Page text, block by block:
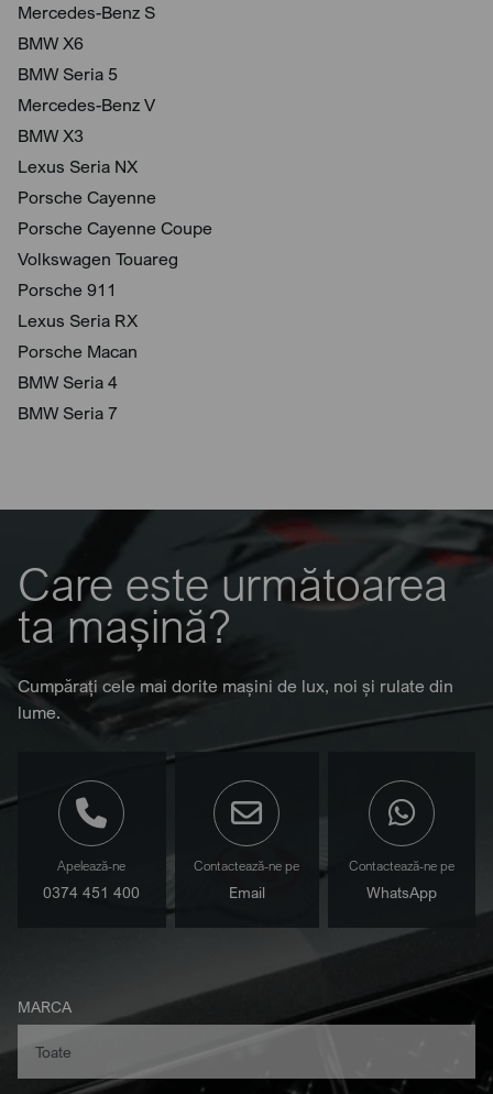
Mercedes-Benz S
BMW X6
BMW Seria 5
Mercedes-Benz V
BMW X3
Lexus Seria NX
Porsche Cayenne
Porsche Cayenne Coupe
Volkswagen Touareg
Porsche 911
Lexus Seria RX
Porsche Macan
BMW Seria 4
BMW Seria 7
Care este următoarea
ta mașină?
Cumpărați cele mai dorite mașini de lux, noi și rulate din
lume.
Apelează-ne
0374 451 400
Contactează-ne pe
Email
Contactează-ne pe
WhatsApp
MARCA